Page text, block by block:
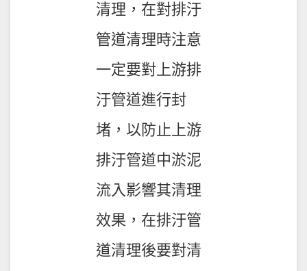
清理，在對排汙
管道清理時注意
一定要對上游排
汙管道進行封
堵，以防止上游
排汙管道中淤泥
流入影響其清理
效果，在排汙管
道清理後要對清